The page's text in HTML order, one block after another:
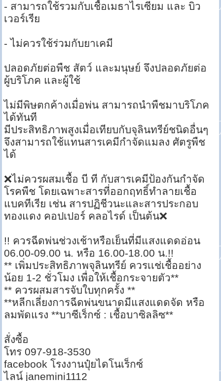
- สามารถใช้รวมกับเชื้อเมธาไรเซียม และ บิว
เวอร์เรีย
- ไม่ควรใช้ร่วมกับยาเคมี
ปลอดภัยต่อพืช สัตว์ และมนุษย์ จึงปลอดภัยต่อ
ผู้บริโภค และผู้ใช้
ไม่มีพิษตกค้างเมื่อพ่น สามารถนำพืชมาบริโภค
ได้ทันที
มีประสิทธิภาพสูงเมื่อเทียบกับจุลินทรีย์ชนิดอื่นๆ
จึงสามารถใช้แทนสารเคมีกำจัดแมลง ศัตรูพืช
ได้
❌ไม่ควรผสมเชื้อ บี ที กับสารเคมีป้องกันกำจัด
โรคพืช โดยเฉพาะสารที่ออกฤทธิ์ทำลายเชื้อ
แบคทีเรีย เช่น สารปฏิชีวนะและสารประกอบ
ทองแดง คอปเปอร์ คลอไรด์ เป็นต้น❌
!! ควรฉีดพ่นช่วงเช้าหรือเย็นที่มีแสงแดดอ่อน
06.00-09.00 น. หรือ 16.00-18.00 น.!!
** เพิ่มประสิทธิภาพจุลินทรีย์ ควรเเช่เชื้ออย่าง
น้อย 1-2 ชั่วโมง เพื่อให้เชื้อกระจายตัว**
** ควรผสมสารจับใบทุกครั้ง **
**หลีกเลี่ยงการฉีดพ่นขนาดมีแสงแดดจัด หรือ
ลมพัดแรง **บาซีเร็กซ์ : เชื้อบาซิลลิซ**
สั่งซื้อ
โทร 097-918-3530
facebook โรงงานปุ๋ยไดโนเร็กซ์
ไลน์ janemini1112